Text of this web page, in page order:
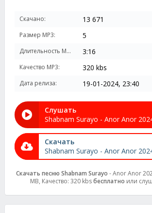
Скачано: 13 671
Размер MP3: 5
Длительность MP3: 3:16
Качество MP3: 320 kbs
Дата релиза: 19-01-2024, 23:40
Слушать
Shabnam Surayo - Anor Anor
Скачать
Shabnam Surayo - Anor Anor
Скачать песню Shabnam Surayo - Anor Anor
MB, Качество: 320 kbsбесплатно или